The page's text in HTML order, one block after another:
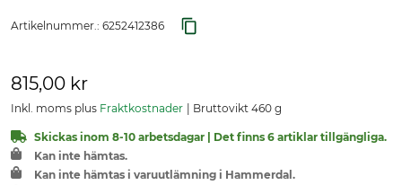
Artikelnummer.: 6252412386
815,00 kr
Inkl. moms plus Fraktkostnader Bruttovikt 460 g
Skickas inom 8-10 arbetsdagar | Det finns 6 artiklar tillgängliga.
Kan inte hämtas.
Kan inte hämtas i varuutlämning i Hammerdal.